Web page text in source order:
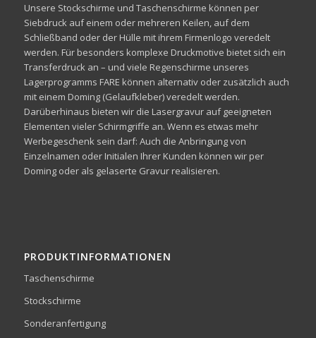
Unsere Stockschirme und Taschenschirme können per
Siebdruck auf einem oder mehreren Keilen, auf dem
Schließband oder der Hülle mit ihrem Firmenlogo veredelt
werden. Für besonders komplexe Druckmotive bietet sich ein
Transferdruck an – und viele Regenschirme unseres
Lagerprogramms FARE können alternativ oder zusätzlich auch
mit einem Doming (Gelaufkleber) veredelt werden.
Darüberhinaus bieten wir die Lasergravur auf geeigneten
Elementen vieler Schirmgriffe an. Wenn es etwas mehr
Werbegeschenk sein darf: Auch die Anbringung von
Einzelnamen oder Initialen Ihrer Kunden können wir per
Doming oder als gelaserte Gravur realisieren.
PRODUKTINFORMATIONEN
Taschenschirme
Stockschirme
Sonderanfertigung